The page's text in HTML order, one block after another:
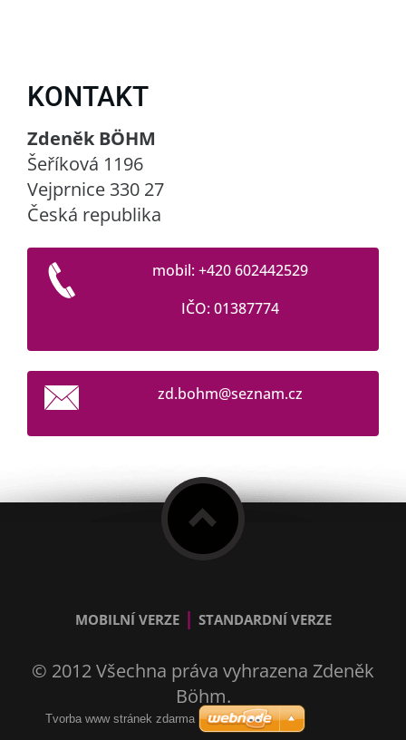
KONTAKT
Zdeněk BÖHM
Šeříková 1196
Vejprnice 330 27
Česká republika
mobil: +420 602442529
IČO: 01387774
zd.bohm@seznam.cz
MOBILNÍ VERZE | STANDARDNÍ VERZE
© 2012 Všechna práva vyhrazena Zdeněk
Böhm.
Tvorba www stránek zdarma